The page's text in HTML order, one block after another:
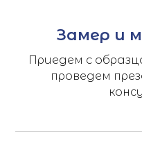
Замер и
Приедем с
проведем